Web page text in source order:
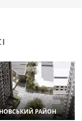
РАЙОН